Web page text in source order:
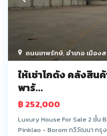
ถนนเทพรักษ์, อำเภอ เมือง
ให้เช่าโกดัง คลังสิน
พารั...
฿ 252,000
Luxury House For Sale 2 ชั้น
Pinklao - Borom ทวีวัฒนา กรุ